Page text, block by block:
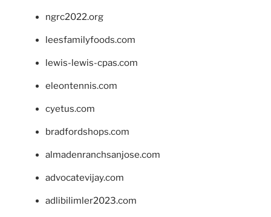
ngrc2022.org
leesfamilyfoods.com
lewis-lewis-cpas.com
eleontennis.com
cyetus.com
bradfordshops.com
almadenranchsanjose.com
advocatevijay.com
adlibilimler2023.com